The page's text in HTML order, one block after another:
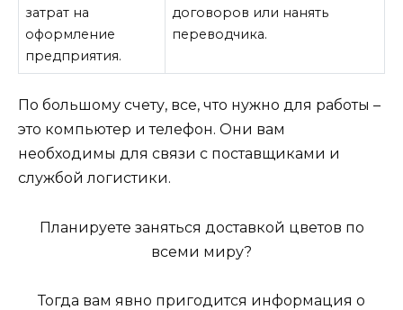
затрат на
оформление
предприятия.
договоров или нанять
переводчика.
По большому счету, все, что нужно для работы –
это компьютер и телефон. Они вам
необходимы для связи с поставщиками и
службой логистики.
Планируете заняться доставкой цветов по
всеми миру?
Тогда вам явно пригодится информация о